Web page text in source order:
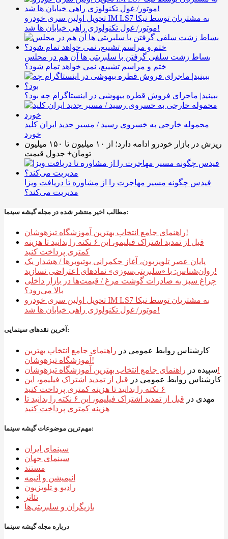
تحویل اولین سری خودرو IM LS7 به مشتریان توسط نیکا
موتور/ غول تکنولوژی راهی خیابان ها شد!
بساط زشت سلفی گرفتن با سلبریتی ها آن هم در محلس
ختم و مراسم تشییع، نمی خواهد تمام شود؟
ببینید| ماجرای فروش قطره بیهوشی در اینستاگرام چه بود؟
محموله خارجی به خسروی رسید / مسیر جدید ایران کلید
خورد
ریزش در بازار خودرو ادامه دارد؛ از ۱۰ میلیون تا ۱۵۰ میلیون
تومان+ جدول قیمت
فیدس چگونه مسیر مهاجرت را از مشاوره تا دریافت ویزا
مدیریت می‌کند؟
مطالب اخیر منتشر شده در مجله گیشه سینما:
راهنمای جامع انتخاب بهترین آموزشگاه تیزهوشان!
قبل از تمدید اشتراک فیلیمو، این ۶ نکته را بدانید تا هزینه
کمتری پرداخت کنید
پایان عصر تلویزیون، آغاز حکمرانی یوتیوبرها / هشدار یک
روان‌شناس: با «سلبریتی‌سوزی» نمادهای اعتراضی نسازید!
چراغ سبز به صادرات گوشت مرغ / قیمت‌ها در بازار داخلی
بالا می‌رود؟
تحویل اولین سری خودرو IM LS7 به مشتریان توسط نیکا
موتور/ غول تکنولوژی راهی خیابان ها شد!
آخرین نقدهای سینمایی:
کارشناس روابط عمومی در راهنمای جامع انتخاب بهترین
آموزشگاه تیزهوشان!
سپیده در
راهنمای جامع انتخاب بهترین آموزشگاه تیزهوشان!
کارشناس روابط عمومی در قبل از تمدید اشتراک فیلیمو، این
۶ نکته را بدانید تا هزینه کمتری پرداخت کنید
مهدی در
قبل از تمدید اشتراک فیلیمو، این ۶ نکته را بدانید تا
هزینه کمتری پرداخت کنید
مهم‌ترین موضوعات گیشه سینما:
سینمای ایران
سینمای جهان
مستند
انیمیشن و انیمه
رادیو و تلویزیون
تئاتر
بازیگران و سلبریتی‌ها
درباره مجله گیشه سینما